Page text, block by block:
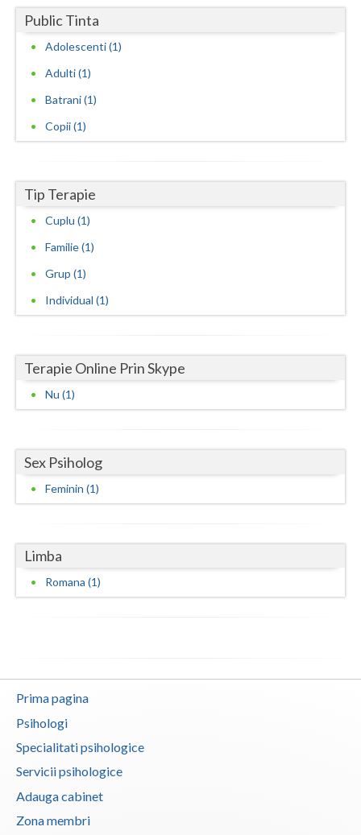
Mehedinti
Neamt
Olt
Salaj
Satu-Mare
Teleorman
Timis
Tulcea
Vaslui
Public Tinta
Adolescenti (1)
Adulti (1)
Batrani (1)
Copii (1)
Tip Terapie
Cuplu (1)
Familie (1)
Grup (1)
Individual (1)
Terapie Online Prin Skype
Nu (1)
Sex Psiholog
Feminin (1)
Limba
Romana (1)
Prima pagina
Psihologi
Specialitati psihologice
Servicii psihologice
Adauga cabinet
Zona membri